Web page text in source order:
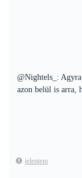
@Nightels_:
azon belül is arra,
jelentem